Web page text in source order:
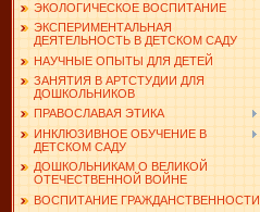
ЭКОЛОГИЧЕСКОЕ ВОСПИТАНИЕ
ЭКСПЕРИМЕНТАЛЬНАЯ
ДЕЯТЕЛЬНОСТЬ В ДЕТСКОМ САДУ
НАУЧНЫЕ ОПЫТЫ ДЛЯ ДЕТЕЙ
ЗАНЯТИЯ В АРТСТУДИИ ДЛЯ
ДОШКОЛЬНИКОВ
ПРАВОСЛАВАЯ ЭТИКА
ИНКЛЮЗИВНОЕ ОБУЧЕНИЕ В
ДЕТСКОМ САДУ
ДОШКОЛЬНИКАМ О ВЕЛИКОЙ
ОТЕЧЕСТВЕННОЙ ВОЙНЕ
ВОСПИТАНИЕ ГРАЖДАНСТВЕННОСТИ